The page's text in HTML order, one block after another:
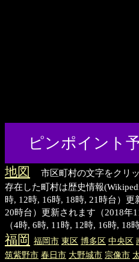
ピンポイント
地図 市区町村の文字をクリ
存在した町村は歴史情報
時, 12時, 16時, 18時, 21時台）更
20時台）更新されます（2018年
（4時, 6時, 11時, 12時, 16時, 18
福岡 福岡市 東区 博多区 中央区
筑紫野市 春日市 大野城市 宗像市